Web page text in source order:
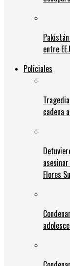
entre
Policiales
cadena
Flores